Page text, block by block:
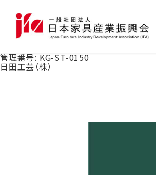
管理番号: KG-ST-0150
日田工芸（株）